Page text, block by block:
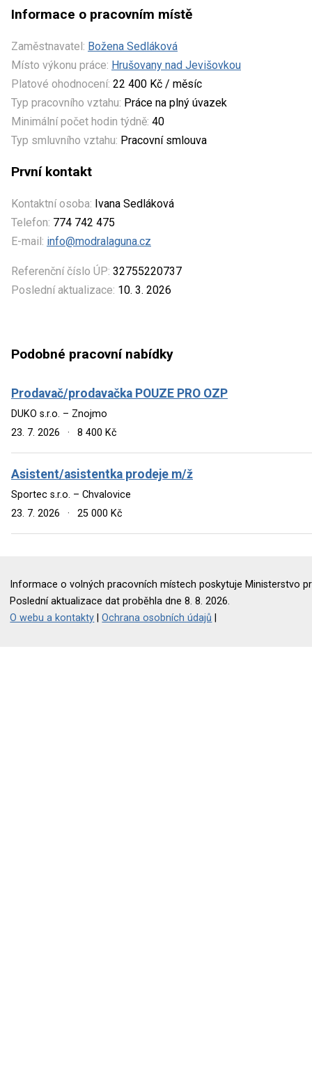
Informace o pracovním místě
Zaměstnavatel: Božena Sedláková
Místo výkonu práce: Hrušovany nad Jevišovkou
Platové ohodnocení: 22 400 Kč / měsíc
Typ pracovního vztahu: Práce na plný úvazek
Minimální počet hodin týdně: 40
Typ smluvního vztahu: Pracovní smlouva
První kontakt
Kontaktní osoba: Ivana Sedláková
Telefon: 774 742 475
E-mail: info@modralaguna.cz
Referenční číslo ÚP: 32755220737
Poslední aktualizace: 10. 3. 2026
Podobné pracovní nabídky
Prodavač/prodavačka POUZE PRO OZP
DUKO s.r.o. – Znojmo
23. 7. 2026
· 8 400 Kč
Asistent/asistentka prodeje m/ž
Sportec s.r.o. – Chvalovice
23. 7. 2026
· 25 000 Kč
Informace o volných pracovních místech poskytuje Ministerstvo
Poslední aktualizace dat proběhla dne 8. 8. 2026.
O webu a kontakty |Ochrana osobních údajů